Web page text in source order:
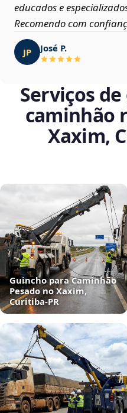
educados e
Recomendo com
JP José P.
Serviços
caminhão
Xaxim,
Guincho para Caminhão
Pesado no Xaxim,
Curitiba‑PR